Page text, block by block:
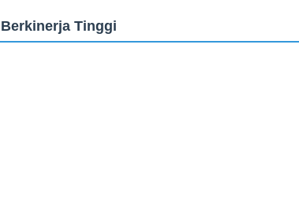
Tinggi